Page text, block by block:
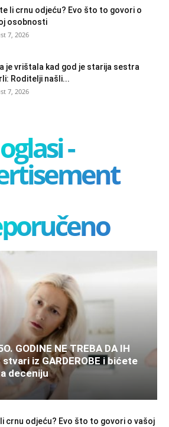
li crnu odjeću? Evo što to govori o
osobnosti
7, 2026
je vrištala kad god je starija sestra
Roditelji našli...
7, 2026
oglasi -
GODINE NE TREBA DA IH
iz GARDEROBE i bićete
deceniju
crnu odjeću? Evo što to govori o vašoj